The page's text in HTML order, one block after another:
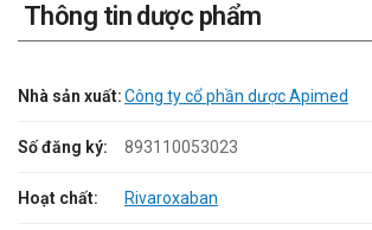
Thông tin dược phẩm
Nhà sản xuất:Công ty cổ phần dược Apimed
Số đăng ký: 893110053023
Hoạt chất: Rivaroxaban